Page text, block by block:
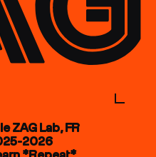
ZAG Lab, FR
2026